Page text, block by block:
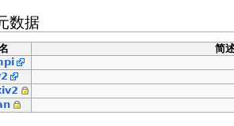
数据
简